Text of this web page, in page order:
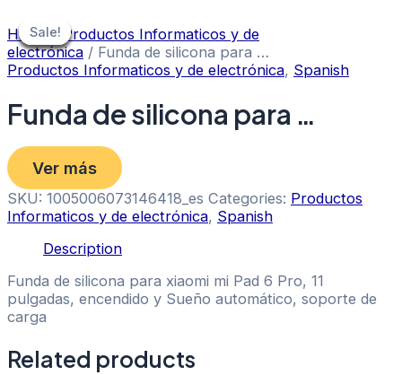
to
content
Sale!
Home/ Productos Informaticos y de
electrónica / Funda de silicona para …
Productos Informaticos y de electrónica, Spanish
Funda de silicona para …
Ver más
SKU: 1005006073146418_es Categories: Productos
Informaticos y de electrónica, Spanish
Description
Funda de silicona para xiaomi mi Pad 6 Pro, 11
pulgadas, encendido y Sueño automático, soporte de
carga
Related products
Sale!
Sale!
Sale!
Sale!
Sale!
Sale!